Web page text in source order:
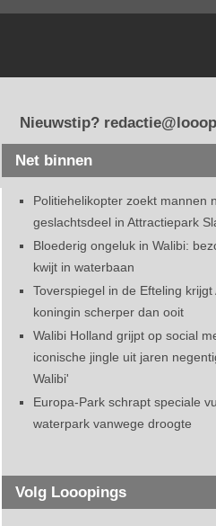
Nieuwstip?
Net binnen
Politiehelikopter zoekt mannen
geslachtsdeel in Attractiepark
Bloederig ongeluk in Walibi:
kwijt in waterbaan
Toverspiegel in de Efteling
koningin scherper dan ooit
Walibi Holland grijpt op social
iconische jingle uit jaren
Walibi'
Europa-Park schrapt speciale
waterpark vanwege droogte
Volg Looopings